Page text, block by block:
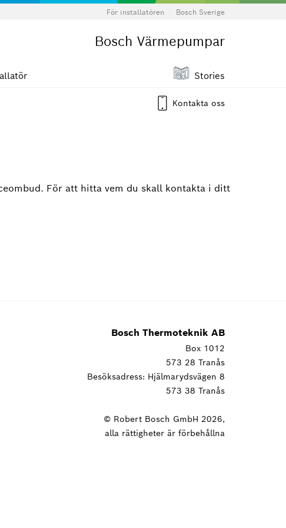
Bosch Sverige
För installatören
Bosch Värmepumpar
Stories
Kontakta oss
För att hitta vem du skall kontakta i ditt
Bosch Thermoteknik AB
Box 1012
573 28 Tranås
Besöksadress: Hjälmarydsvägen 8
573 38 Tranås
© Robert Bosch GmbH 2026,
alla rättigheter är förbehållna